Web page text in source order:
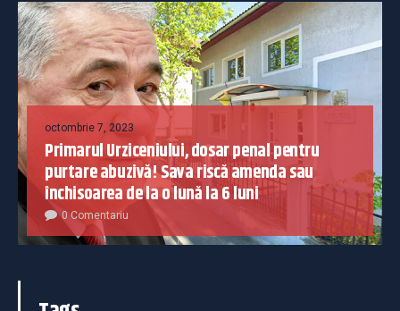
octombrie 7, 2023
Primarul Urziceniului, dosar penal pentru
purtare abuzivă! Sava riscă amenda sau
închisoarea de la o lună la 6 luni
0 Comentariu